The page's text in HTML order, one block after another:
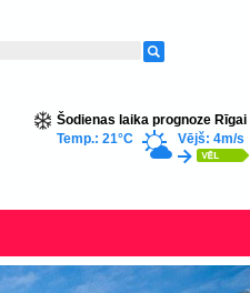
Šodienas laika prognoze Rīgai
Temp.: 21°C
Vējš: 4m/s